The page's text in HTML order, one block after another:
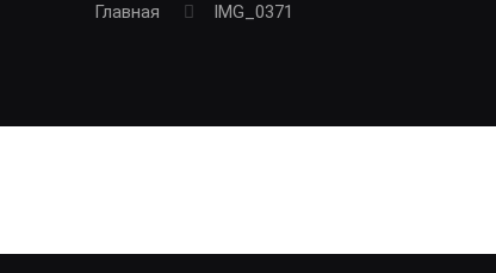
Главная IMG_0371